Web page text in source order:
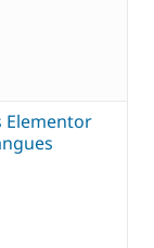
Elementor